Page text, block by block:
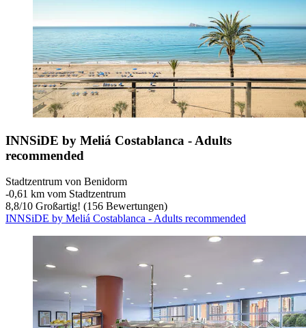
INNSiDE by Meliá Costablanca - Adults
recommended
Stadtzentrum von Benidorm
‐0,61 km vom Stadtzentrum
8,8/10 Großartig! (156 Bewertungen)
INNSiDE by Meliá Costablanca - Adults recommended